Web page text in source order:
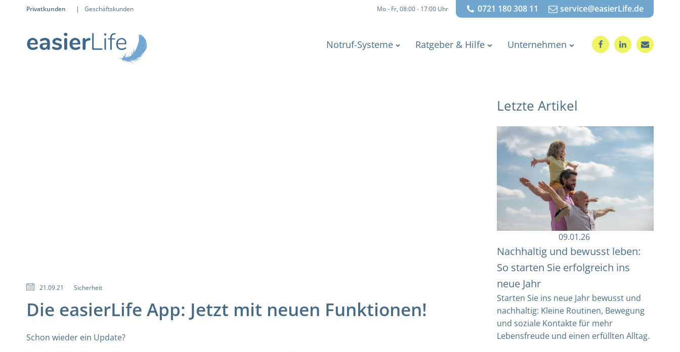
Privatkunden | Geschäftskunden Mo - Fr, 08:00 - 17:00 Uhr 0721 180 308 11 service@easierLife.de
Notruf-Systeme Ratgeber & Hilfe Unternehmen
21.09.21 Sicherheit
Die easierLife App: Jetzt mit neuen Funktionen!
Schon wieder ein Update?
Letzte Artikel
09.01.26
Nachhaltig und bewusst leben:
So starten Sie erfolgreich ins
neue Jahr
Starten Sie ins neue Jahr bewusst und
nachhaltig: Kleine Routinen, Bewegung
und soziale Kontakte für mehr
Lebensfreude und einen erfüllten Alltag.